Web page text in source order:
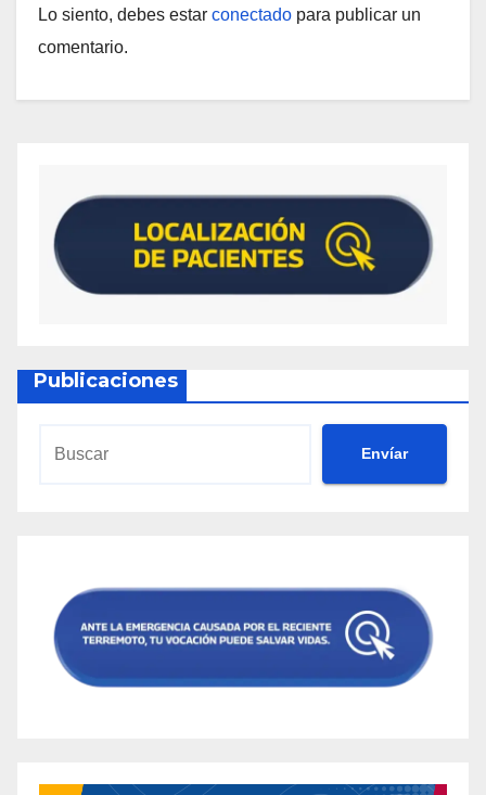
Lo siento, debes estar conectado para publicar un
comentario.
Publicaciones
Envíar